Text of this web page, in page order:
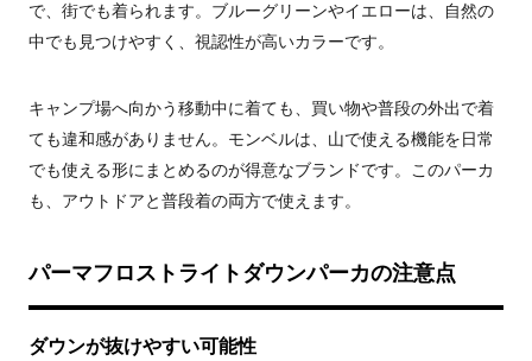
で、街でも着られます。ブルーグリーンやイエローは、自然の
中でも見つけやすく、視認性が高いカラーです。
キャンプ場へ向かう移動中に着ても、買い物や普段の外出で着
ても違和感がありません。モンベルは、山で使える機能を日常
でも使える形にまとめるのが得意なブランドです。このパーカ
も、アウトドアと普段着の両方で使えます。
パーマフロストライトダウンパーカの注意点
ダウンが抜けやすい可能性